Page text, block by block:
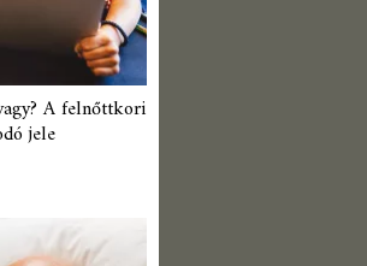
A felnőttkori
jele